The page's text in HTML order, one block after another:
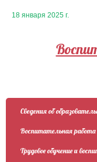
18 января 2025 г.
Сведения об
Воспитательная работа
Трудовое обучение и